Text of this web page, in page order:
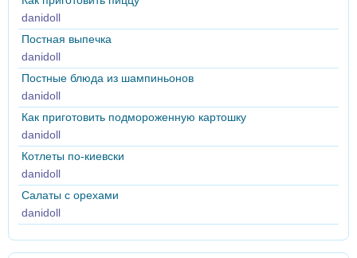
danidoll
Постная выпечка
danidoll
Постные блюда из шампиньонов
danidoll
Как приготовить подмороженную картошку
danidoll
Котлеты по-киевски
danidoll
Салаты с орехами
danidoll